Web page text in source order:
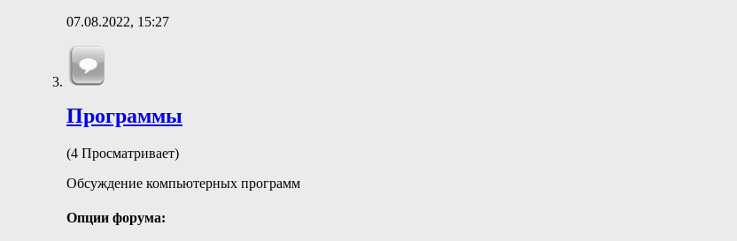
07.08.2022, 15:27
Программы
(4 Просматривает)
Обсуждение компьютерных программ
Опции форума: